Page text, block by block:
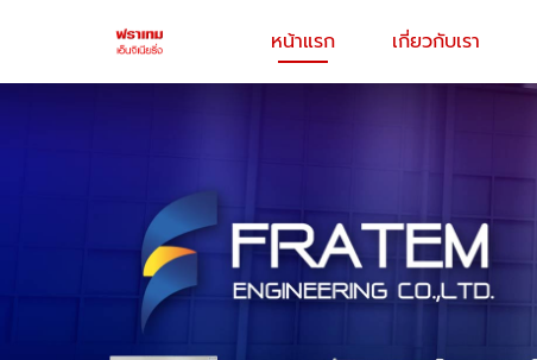
หน้าแรก เกี่ยวกับเรา